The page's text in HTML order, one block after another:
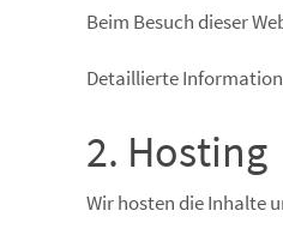
Beim Besuch dieser
Detaillierte
2. Hosting
Wir hosten die Inhalte